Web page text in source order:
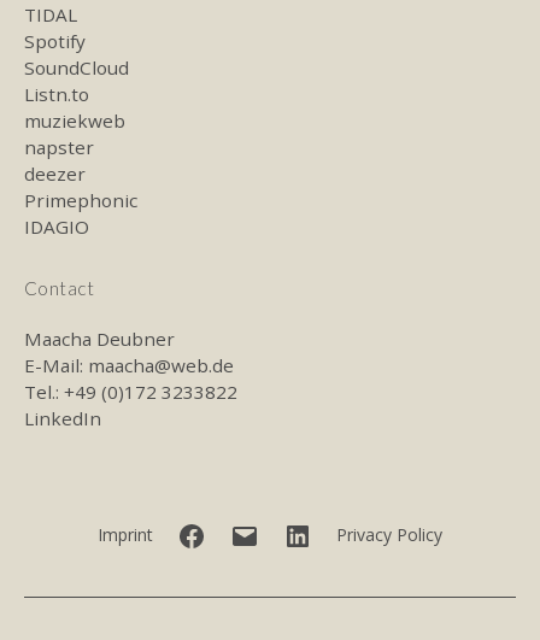
TIDAL
Spotify
SoundCloud
Listn.to
muziekweb
napster
deezer
Primephonic
IDAGIO
Contact
Maacha Deubner
E-Mail: maacha@web.de
Tel.: +49 (0)172 3233822
LinkedIn
Imprint Facebook LinkedIn
Privacy Policy